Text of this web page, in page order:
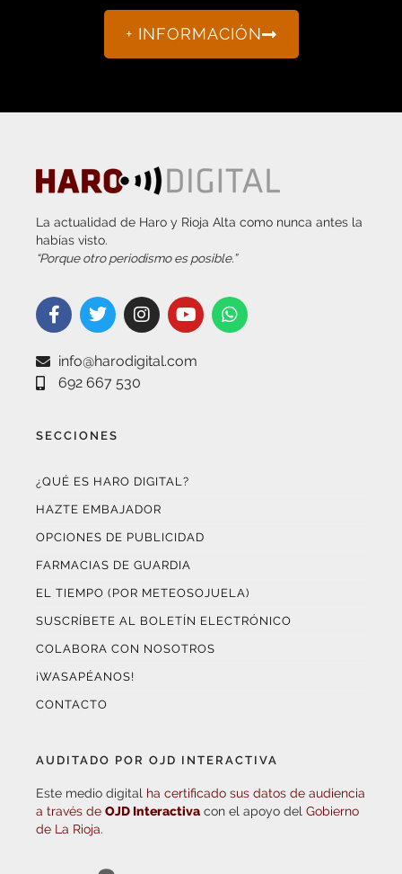
+ INFORMACIÓN
La actualidad de Haro y Rioja Alta como nunca antes la
habías visto.
“Porque otro periodismo es posible.”
info@harodigital.com
692 667 530
SECCIONES
¿QUÉ ES HARO DIGITAL?
HAZTE EMBAJADOR
OPCIONES DE PUBLICIDAD
FARMACIAS DE GUARDIA
EL TIEMPO (POR METEOSOJUELA)
SUSCRÍBETE AL BOLETÍN ELECTRÓNICO
COLABORA CON NOSOTROS
¡WASAPÉANOS!
CONTACTO
AUDITADO POR OJD INTERACTIVA
Este medio digital ha certificado sus datos de audiencia
a través de OJD Interactiva con el apoyo del Gobierno
de La Rioja.